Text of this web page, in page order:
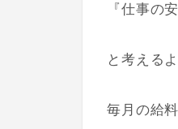
『仕事の
と考える
毎月の給